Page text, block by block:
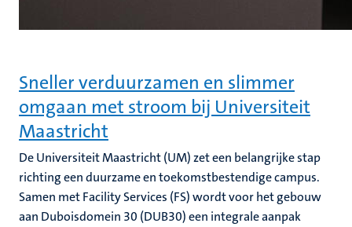
Sneller verduurzamen en slimmer
omgaan met stroom bij Universiteit
Maastricht
De Universiteit Maastricht (UM) zet een belangrijke stap
richting een duurzame en toekomstbestendige campus.
Samen met Facility Services (FS) wordt voor het gebouw
aan Duboisdomein 30 (DUB30) een integrale aanpak